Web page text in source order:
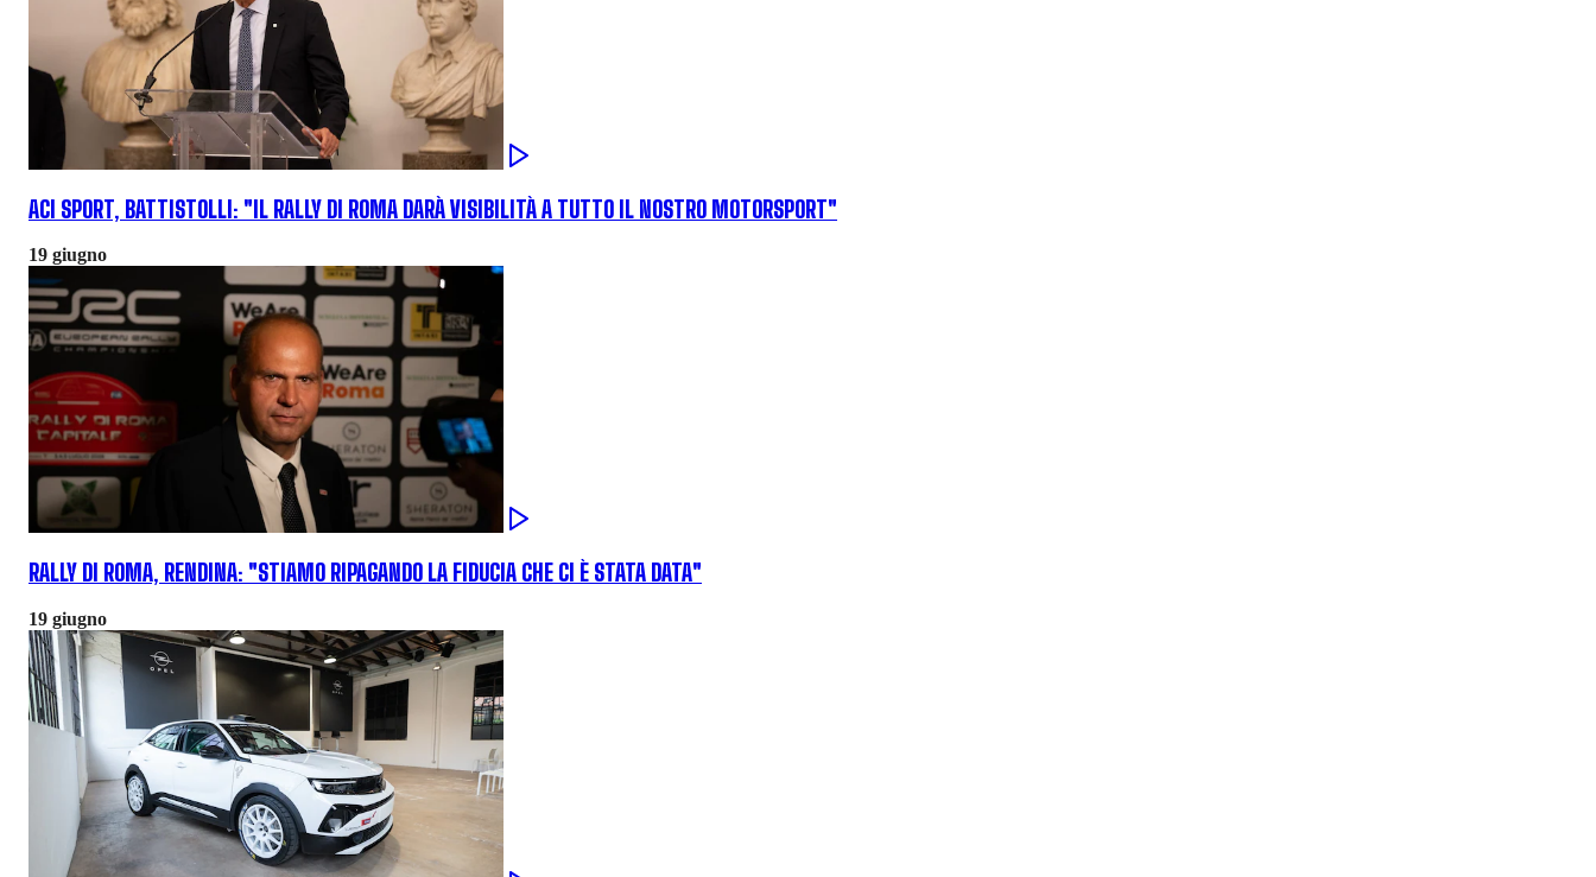
ACI SPORT, BATTISTOLLI: "IL RALLY DI ROMA DARÀ VISIBILITÀ A TUTTO IL NOSTRO MOTORSPORT"
19 giugno
RALLY DI ROMA, RENDINA: "STIAMO RIPAGANDO LA FIDUCIA CHE CI È STATA DATA"
19 giugno